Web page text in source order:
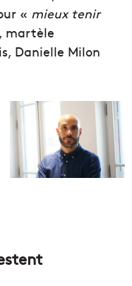
« mieux tenir
martèle
Danielle Milon